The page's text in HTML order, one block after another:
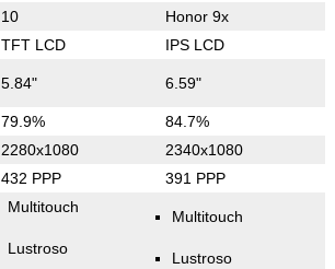
10 Honor 9x
TFT LCD IPS LCD
5.84" 6.59"
79.9% 84.7%
2280x1080 2340x1080
432 PPP 391 PPP
Multitouch
Lustroso
Multitouch
Lustroso